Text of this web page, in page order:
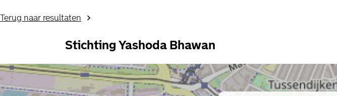
Terug naar resultaten
Stichting Yashoda Bhawan